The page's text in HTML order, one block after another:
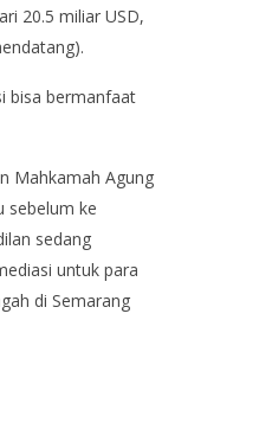
20.5 miliar USD,
bisa bermanfaat
Mahkamah Agung
sebelum ke
sedang
untuk para
di Semarang